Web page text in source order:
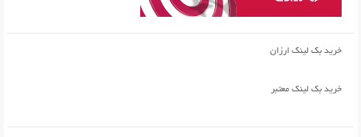
خرید بک لینک ارزان
خرید بک لینک معتبر